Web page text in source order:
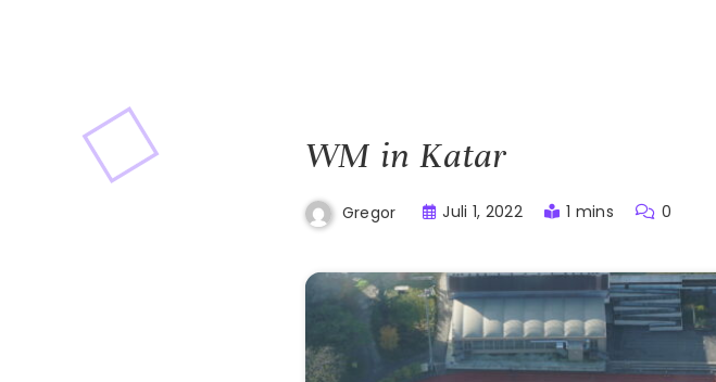
WM in Katar
Gregor Juli 1, 2022 1 mins 0